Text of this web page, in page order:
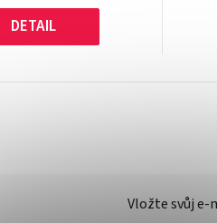
DETAIL
Vložte svůj e-